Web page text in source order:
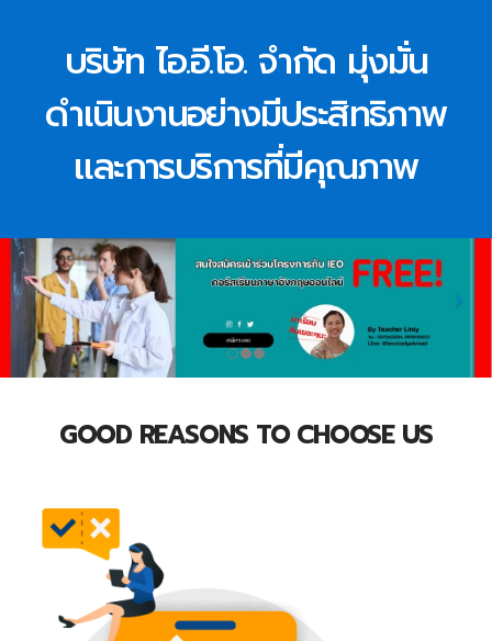
บริษัท ไอ.อี.โอ. จำกัด มุ่งมั่น
ดำเนินงานอย่างมีประสิทธิภาพ
และการบริการที่มีคุณภาพ
GOOD REASONS TO CHOOSE US